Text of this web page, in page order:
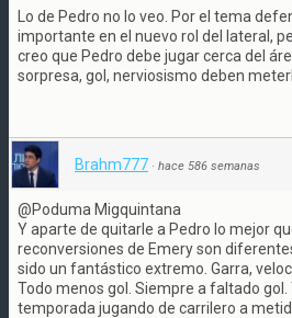
Lo de Pedro no lo veo. Por el tema
importante en el nuevo rol del lateral,
creo que Pedro debe jugar cerca del
sorpresa, gol, nerviosismo deben
Brahm777 · hace 586 semanas
@Poduma Migquintana
Y aparte de quitarle a Pedro lo mejor
reconversiones de Emery son
sido un fantástico extremo. Garra,
Todo menos gol. Siempre a faltado gol.
temporada jugando de carrilero a